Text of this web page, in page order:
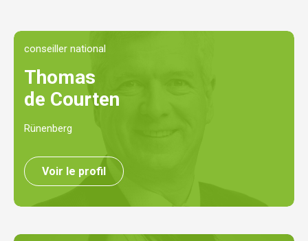
conseiller national
Thomas
de Courten
Rünenberg
Voir le profil